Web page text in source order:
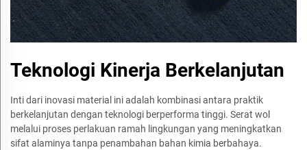
Teknologi Kinerja Berkelanjutan
Inti dari inovasi material ini adalah kombinasi antara praktik
berkelanjutan dengan teknologi berperforma tinggi. Serat wol
melalui proses perlakuan ramah lingkungan yang meningkatkan
sifat alaminya tanpa penambahan bahan kimia berbahaya.